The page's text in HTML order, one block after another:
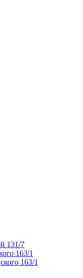
131/7
163/1
163/1